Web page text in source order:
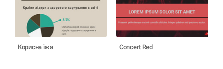
Корисна їжа Concert Red